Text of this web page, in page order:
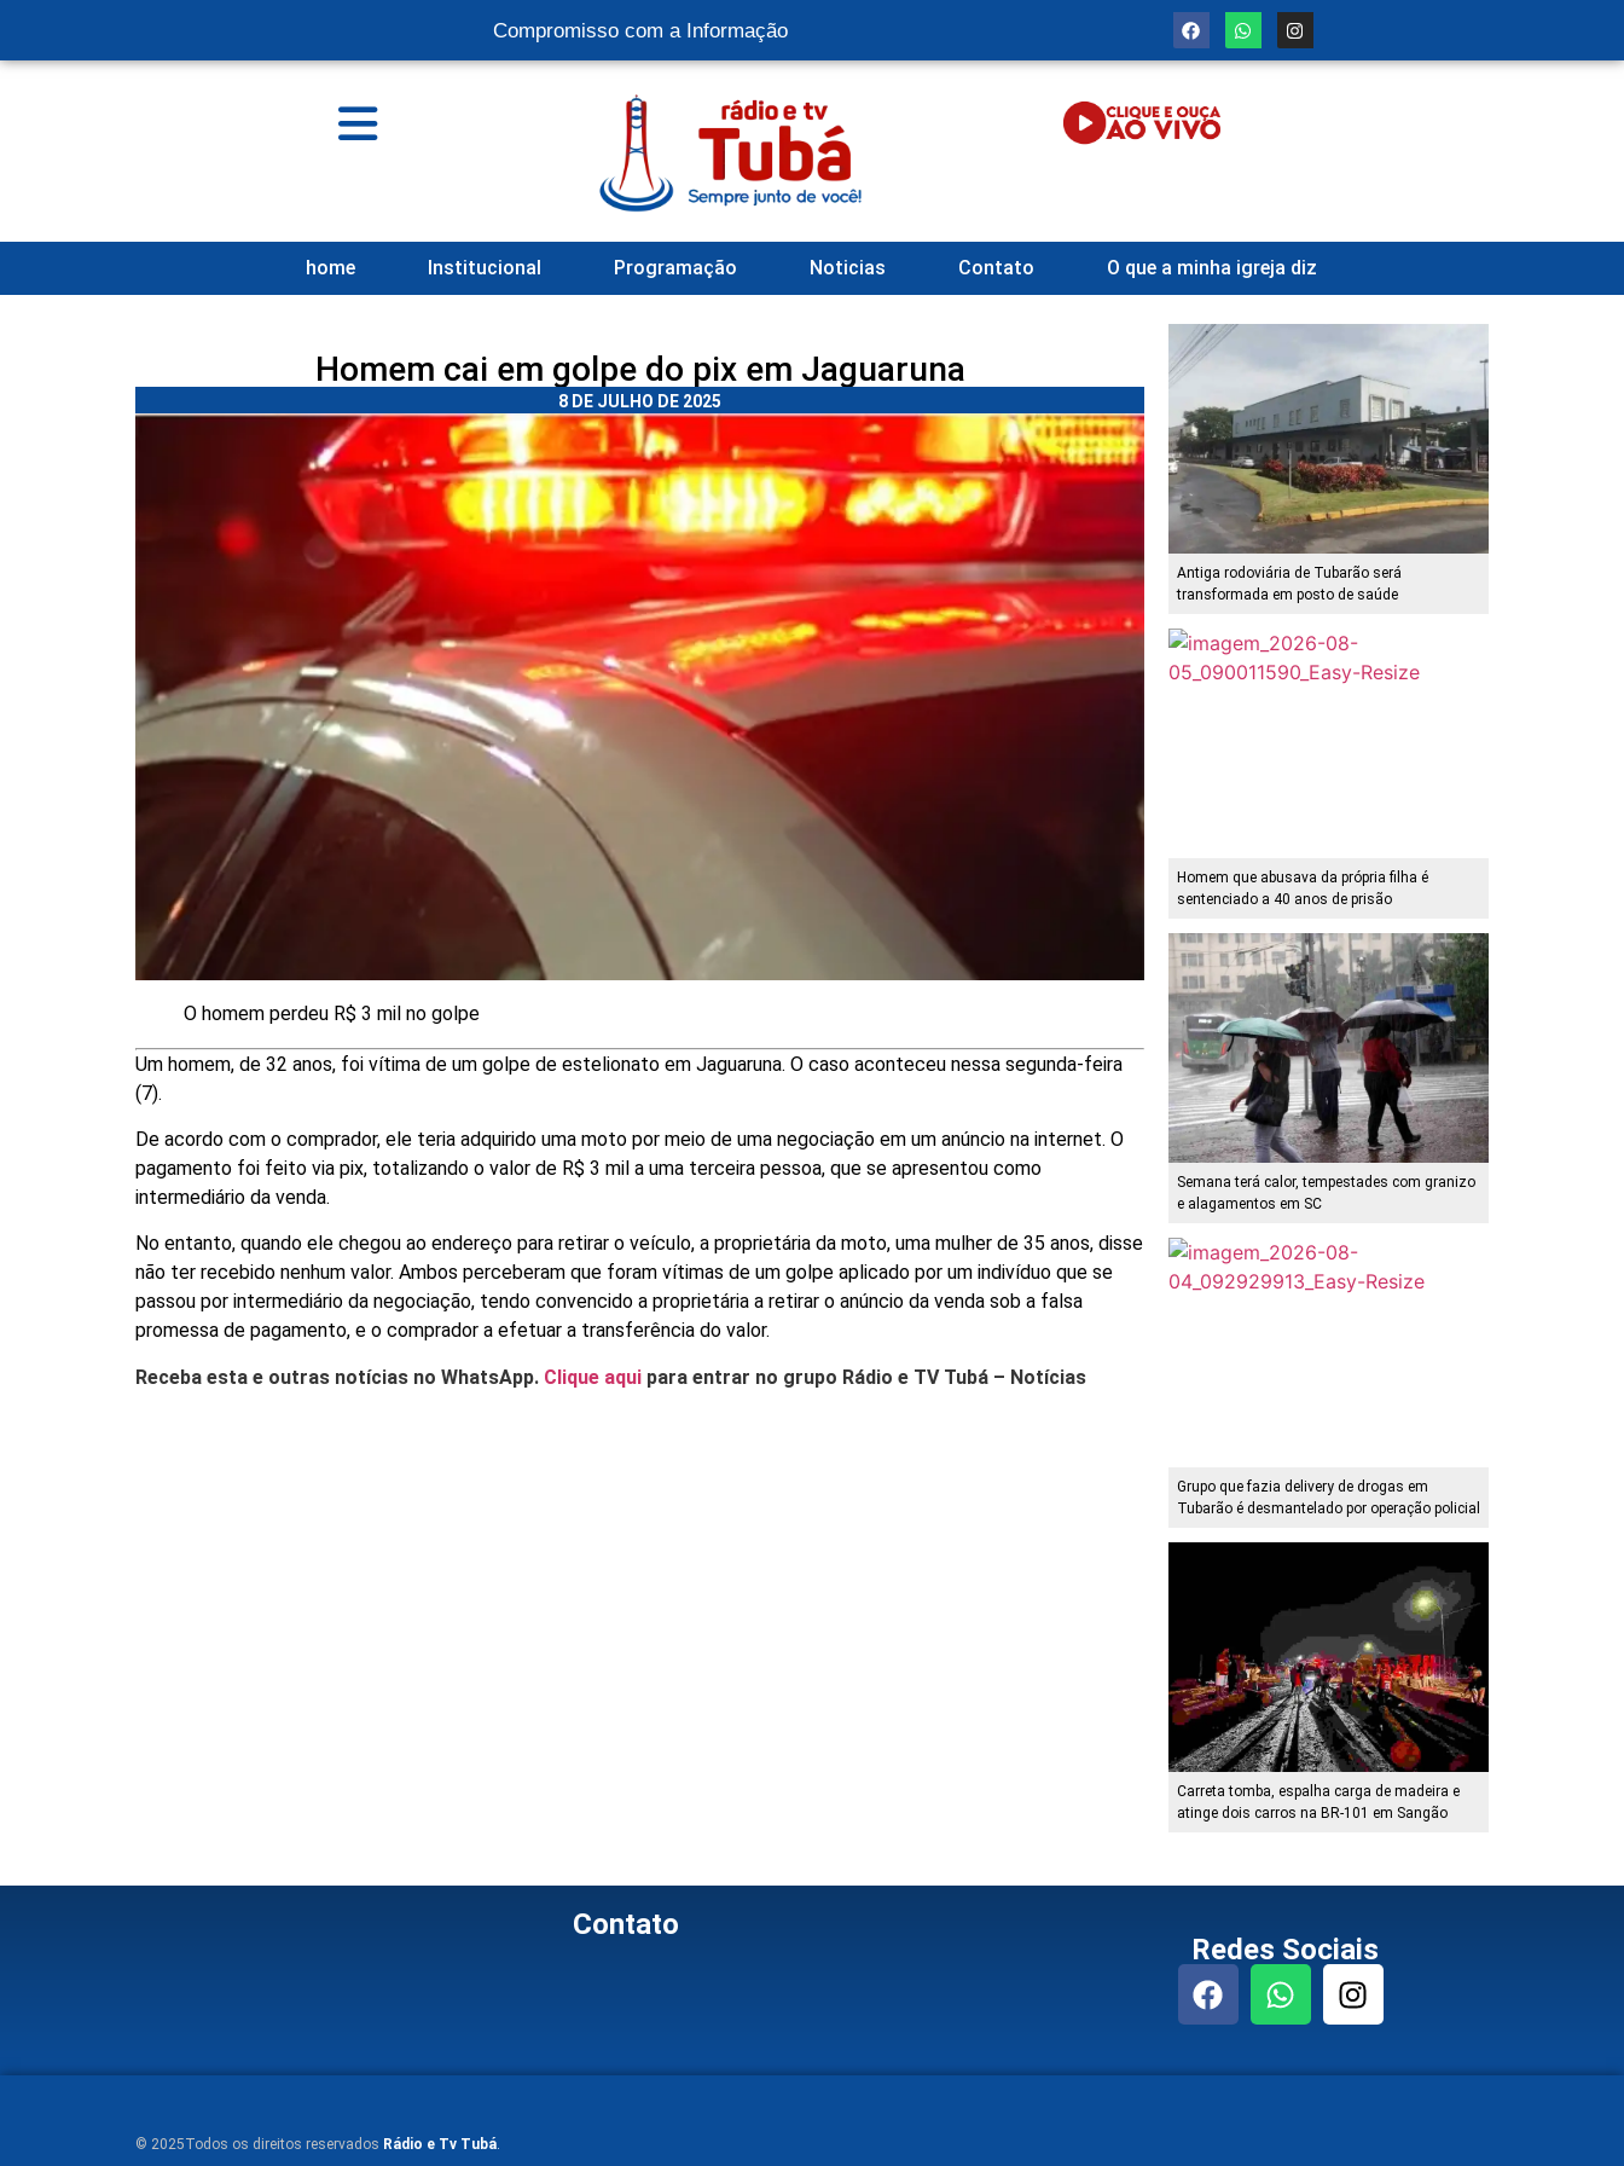
Compromisso com a Informação
home Institucional Programação Noticias Contato O que a minha igreja diz
Homem cai em golpe do pix em Jaguaruna
8 DE JULHO DE 2025
O homem perdeu R$ 3 mil no golpe
Um homem, de 32 anos, foi vítima de um golpe de estelionato em Jaguaruna. O caso aconteceu nessa segunda-feira
(7).
De acordo com o comprador, ele teria adquirido uma moto por meio de uma negociação em um anúncio na internet. O
pagamento foi feito via pix, totalizando o valor de R$ 3 mil a uma terceira pessoa, que se apresentou como
intermediário da venda.
No entanto, quando ele chegou ao endereço para retirar o veículo, a proprietária da moto, uma mulher de 35 anos, disse
não ter recebido nenhum valor. Ambos perceberam que foram vítimas de um golpe aplicado por um indivíduo que se
passou por intermediário da negociação, tendo convencido a proprietária a retirar o anúncio da venda sob a falsa
promessa de pagamento, e o comprador a efetuar a transferência do valor.
Receba esta e outras notícias no WhatsApp. Clique aqui para entrar no grupo Rádio e TV Tubá – Notícias
Antiga rodoviária de Tubarão será
transformada em posto de saúde
Homem que abusava da própria filha é
sentenciado a 40 anos de prisão
Semana terá calor, tempestades com granizo
e alagamentos em SC
Grupo que fazia delivery de drogas em
Tubarão é desmantelado por operação policial
Carreta tomba, espalha carga de madeira e
atinge dois carros na BR-101 em Sangão
Contato
Redes Sociais
© 2025Todos os direitos reservados Rádio e Tv Tubá.